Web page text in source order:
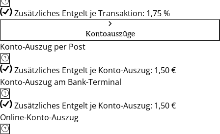
Zusätzliches Entgelt je Transaktion: 1,75 %
Kontoauszüge
Konto-Auszug per Post
Zusätzliches Entgelt je Konto-Auszug: 1,50 €
Konto-Auszug am Bank-Terminal
Zusätzliches Entgelt je Konto-Auszug: 1,50 €
Online-Konto-Auszug